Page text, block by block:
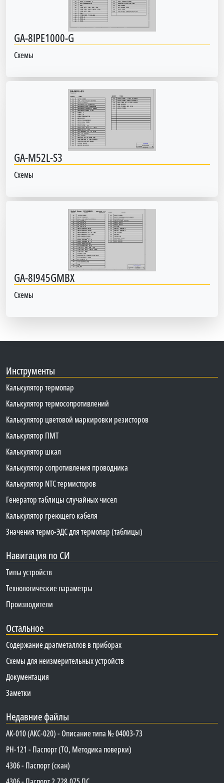
GA-8IPE1000-G
Схемы
GA-M52L-S3
Схемы
GA-8I945GMBX
Схемы
Инструменты
Калькулятор термопар
Калькулятор термосопротивлений
Калькулятор цветовой маркировки резисторов
Калькулятор ПМТ
Калькулятор шкал
Калькулятор сопротивления проводника
Калькулятор NTC термисторов
Генератор таблицы случайных чисел
Калькулятор греющего кабеля
Значения термо-ЭДС для термопар (таблицы)
Навигация по СИ
Типы устройств
Технологические параметры
Производители
Остальное
Содержание драгметаллов в приборах
Схемы для неизмерительных устройств
Документация
Заметки
Недавние файлы
АК-010 (АКС-020) - Описание типа № 04003-73
PH-121 - Паспорт (ТО, Методика поверки)
4306 - Паспорт (скан)